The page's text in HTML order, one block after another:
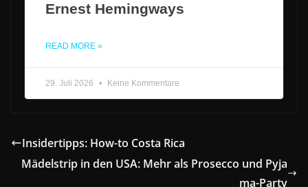
Ernest Hemingways
READ MORE »
29. Juli 2026 Keine Kommentare
Insidertipps: How-to Costa Rica
Mädelstrip in den USA: Mehr als Prosecco und Pyja
ma-Party